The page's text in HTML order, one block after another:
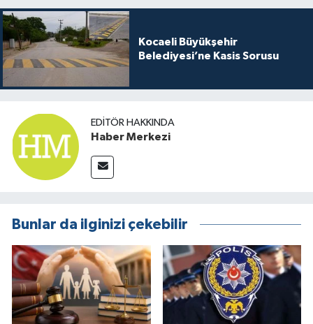
Kocaeli Büyükşehir
Belediyesi’ne Kasis Sorusu
EDITÖR HAKKINDA
Haber Merkezi
Bunlar da ilginizi çekebilir